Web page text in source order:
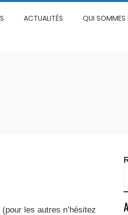
ACTUALITÉS QUI SOMMES
(pour les autres n’hésitez